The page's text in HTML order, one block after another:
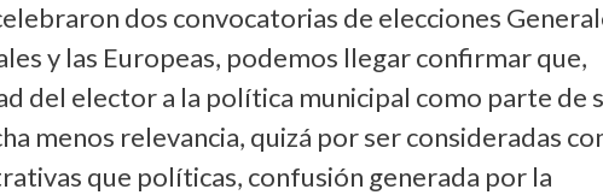
dos convocatorias de elecciones
y las Europeas, podemos llegar confirmar que,
del elector a la política municipal como parte de
menos relevancia, quizá por ser consideradas
que políticas, confusión generada por la